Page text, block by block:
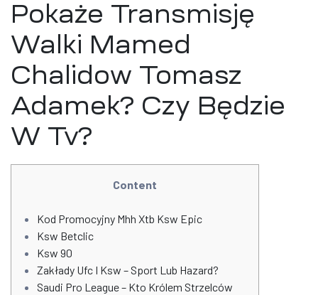
Pokaże Transmisję
Walki Mamed
Chalidow Tomasz
Adamek? Czy Będzie
W Tv?
Content
Kod Promocyjny Mhh Xtb Ksw Epic
Ksw Betclic
Ksw 90
Zakłady Ufc I Ksw – Sport Lub Hazard?
Saudi Pro League – Kto Królem Strzelców